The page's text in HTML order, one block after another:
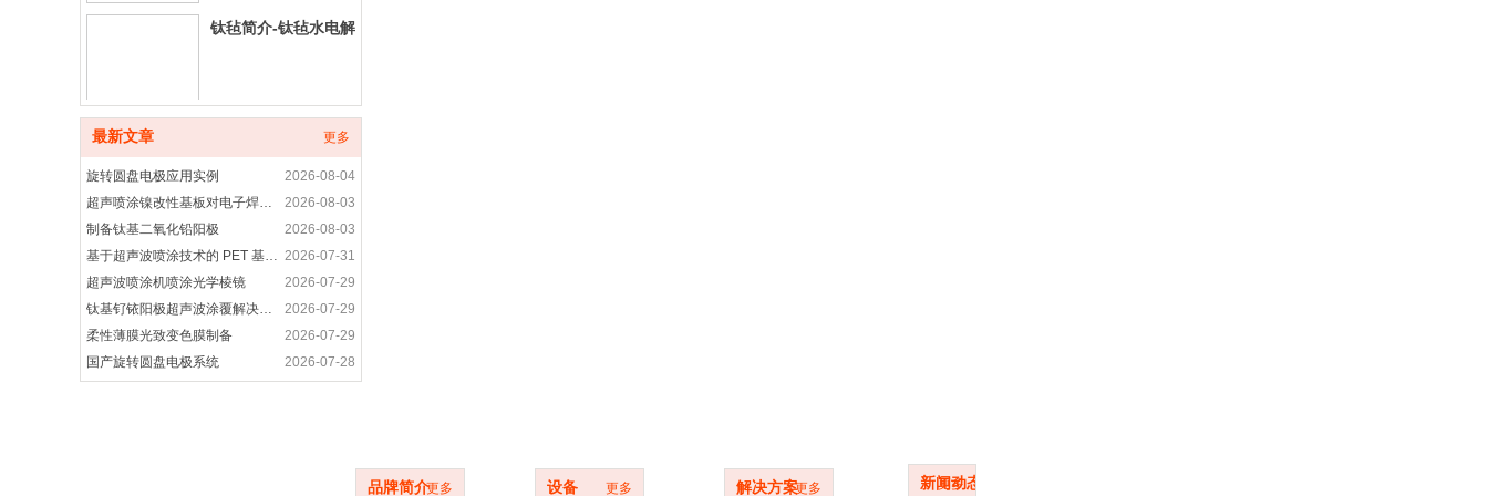
钛毡简介-钛毡水电解
铂碳催化剂产品介绍
铂合金催化剂产品简
介
非贵金属催化剂-非铂
催化剂产品介绍
最新文章 更多
2026-08-04
旋转圆盘电极应用实例
2026-08-03
超声喷涂镍改性基板对电子焊接接头性能的优化研究
2026-08-03
制备钛基二氧化铅阳极
2026-07-31
基于超声波喷涂技术的 PET 基底柔性电致发光涂层制备研究
2026-07-29
超声波喷涂机喷涂光学棱镜
2026-07-29
钛基钌铱阳极超声波涂覆解决方案
2026-07-29
柔性薄膜光致变色膜制备
2026-07-28
国产旋转圆盘电极系统
品牌简介更多 设备 更多 解决方案更多 新闻动态
更多